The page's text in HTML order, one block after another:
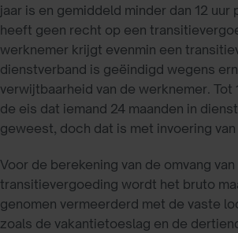
jaar is en gemiddeld minder dan 12
heeft geen recht op een
werknemer krijgt evenmin een
dienstverband is geëindigd wegens
verwijtbaarheid van de werknemer. Tot
de eis dat iemand 24 maanden in
geweest, doch dat is met invoering van
Voor de berekening van de omvang van
transitievergoeding wordt het bruto
genomen vermeerderd met de vaste
zoals de vakantietoeslag en de